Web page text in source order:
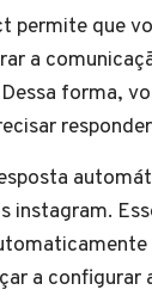
permite que
a
forma,
instagram.
a